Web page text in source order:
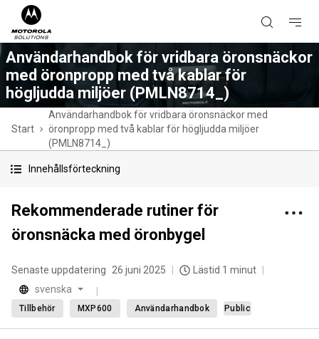
Användarhandbok för vridbara öronsnäckor
med öronpropp med två kablar för
högljudda miljöer (PMLN8714_)
Start
Användarhandbok för vridbara öronsnäckor med
öronpropp med två kablar för högljudda miljöer
(PMLN8714_)
Innehållsförteckning
Rekommenderade rutiner för
öronsnäcka med öronbygel
Senaste uppdatering 26 juni 2025
Lästid 1 minut
svenska
Tillbehör MXP600 Användarhandbok Public